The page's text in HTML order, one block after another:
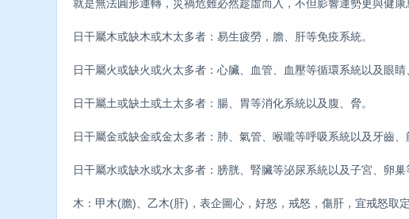
就是無法圓形運轉，災禍危難必然趁虛而入，不但影響運勢更與健康
日干屬木或缺木或木太多者：易生疲勞，膽、肝等免疫系統。
日干屬火或缺火或火太多者：心臟、血管、血壓等循環系統以及眼睛
日干屬土或缺土或土太多者：腸、胃等消化系統以及腹、脅。
日干屬金或缺金或金太多者：肺、氣管、喉嚨等呼吸系統以及牙齒、
日干屬水或缺水或水太多者：膀胱、腎臟等泌尿系統以及子宮、卵巢
木：甲木(膽)、乙木(肝)，表企圖心，好怒，戒怒，傷肝，宜戒怒取定